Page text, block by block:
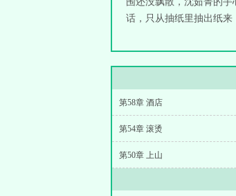
话，只从抽纸里抽出纸来
第58章 酒店
第54章 滚烫
第50章 上山